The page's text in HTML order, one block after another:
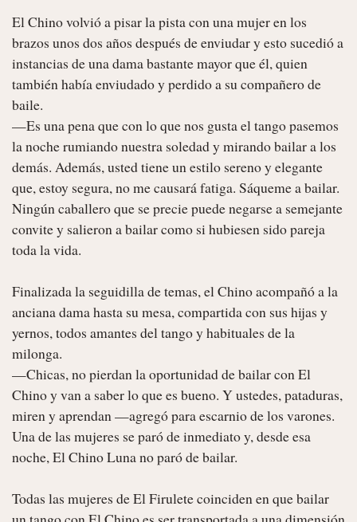
El Chino volvió a pisar la pista con una mujer en los
brazos unos dos años después de enviudar y esto sucedió a
instancias de una dama bastante mayor que él, quien
también había enviudado y perdido a su compañero de
baile.
—Es una pena que con lo que nos gusta el tango pasemos
la noche rumiando nuestra soledad y mirando bailar a los
demás. Además, usted tiene un estilo sereno y elegante
que, estoy segura, no me causará fatiga. Sáqueme a bailar.
Ningún caballero que se precie puede negarse a semejante
convite y salieron a bailar como si hubiesen sido pareja
toda la vida.
Finalizada la seguidilla de temas, el Chino acompañó a la
anciana dama hasta su mesa, compartida con sus hijas y
yernos, todos amantes del tango y habituales de la
milonga.
—Chicas, no pierdan la oportunidad de bailar con El
Chino y van a saber lo que es bueno. Y ustedes, pataduras,
miren y aprendan —agregó para escarnio de los varones.
Una de las mujeres se paró de inmediato y, desde esa
noche, El Chino Luna no paró de bailar.
Todas las mujeres de El Firulete coinciden en que bailar